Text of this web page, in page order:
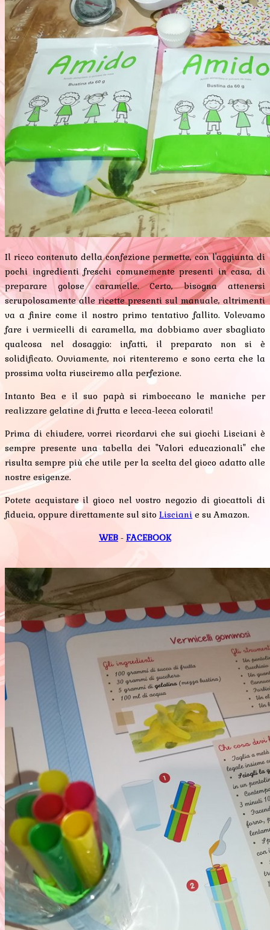
Il ricco contenuto della confezione permette, con l'aggiunta di
pochi ingredienti freschi comunemente presenti in casa, di
preparare golose caramelle. Certo, bisogna attenersi
scrupolosamente alle ricette presenti sul manuale, altrimenti
va a finire come il nostro primo tentativo fallito. Volevamo
fare i vermicelli di caramella, ma dobbiamo aver sbagliato
qualcosa nel dosaggio: infatti, il preparato non si è
solidificato. Ovviamente, noi ritenteremo e sono certa che la
prossima volta riusciremo alla perfezione.
Intanto Bea e il suo papà si rimboccano le maniche per
realizzare gelatine di frutta e lecca-lecca colorati!
Prima di chiudere, vorrei ricordarvi che sui giochi Lisciani è
sempre presente una tabella dei "Valori educazionali" che
risulta sempre più che utile per la scelta del gioco adatto alle
nostre esigenze.
Potete acquistare il gioco nel vostro negozio di giocattoli di
fiducia, oppure direttamente sul sito Lisciani e su Amazon.
WEB - FACEBOOK